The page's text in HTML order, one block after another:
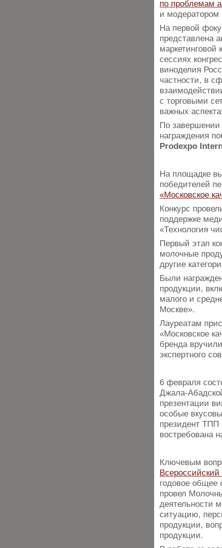
по проблемам
и модератором
На первой
представлена
сессиях
виноделия
частности, в
с торговыми
важных
По завершении
награждения
Prodexpo
На площадке
победителей
«Московское
Конкурс
поддержке
«Технология
Первый этап
молочные
другие
Были
продукции,
малого и
Москве».
Лауреатам
«Московское
бренда
экспертного
6 февраля
Джала-
презентации
особые
президент ТПП
востребована
Ключевым
годовое общее
провел
деятельности
ситуацию,
продукции,
продукции.